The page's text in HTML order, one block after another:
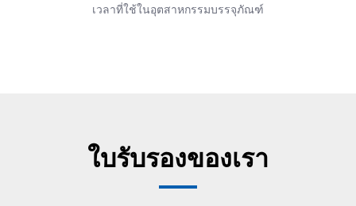
เวลาที่ใช้ในอุตสาหกรรมบรรจุภัณฑ์
ใบรับรองของเรา